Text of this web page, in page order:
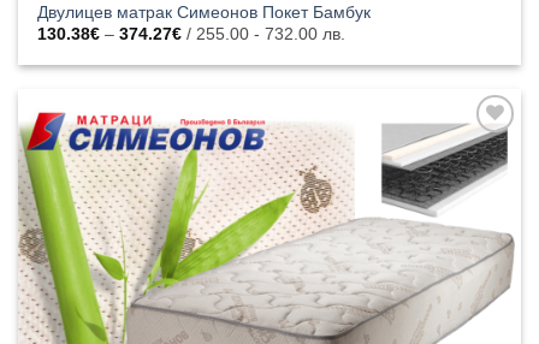
Двулицев матрак Симеонов Покет Бамбук
130.38€ – 374.27€Price
130.38€
/ 255.00 - 732.00 лв.
Добавяне
към
списъка с
харесани